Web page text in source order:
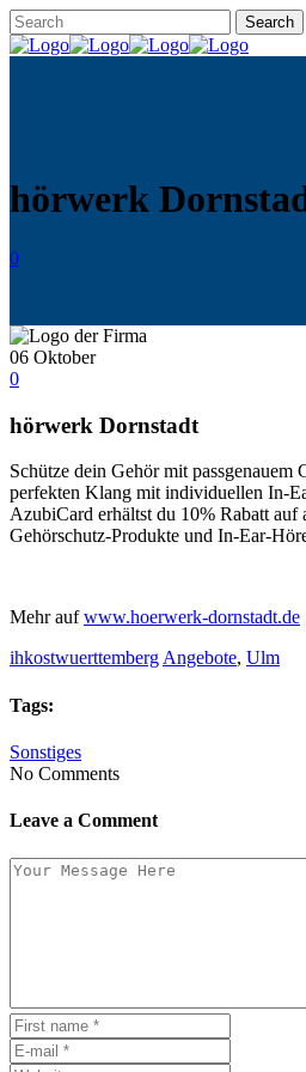
hörwerk
0
06 Oktober
0
hörwerk Dornstadt
Schütze dein Gehör mit passgenauem
perfekten Klang mit individuellen In-
AzubiCard erhältst du 10% Rabatt auf
Gehörschutz-Produkte und In-Ear-
Mehr aufwww.hoerwerk-dornstadt.de
ihkostwuerttembergAngebote, Ulm
Tags:
Sonstiges
No Comments
Leave a Comment